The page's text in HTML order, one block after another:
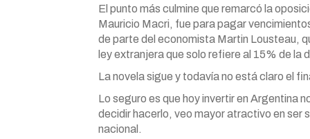
El punto más culmine que remarcó la
Mauricio Macri, fue para pagar
de parte del economista Martin Lousteau,
ley extranjera que solo refiere al 15% de la
La novela sigue y todavía no está claro el
Lo seguro es que hoy invertir en Argentina
decidir hacerlo, veo mayor atractivo en ser
nacional.